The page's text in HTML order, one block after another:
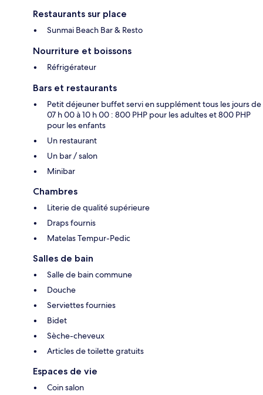
Restaurants sur place
Sunmai Beach Bar & Resto
Nourriture et boissons
Réfrigérateur
Bars et restaurants
Petit déjeuner buffet servi en supplément tous les jours de
07 h 00 à 10 h 00 : 800 PHP pour les adultes et 800 PHP
pour les enfants
Un restaurant
Un bar / salon
Minibar
Chambres
Literie de qualité supérieure
Draps fournis
Matelas Tempur-Pedic
Salles de bain
Salle de bain commune
Douche
Serviettes fournies
Bidet
Sèche-cheveux
Articles de toilette gratuits
Espaces de vie
Coin salon